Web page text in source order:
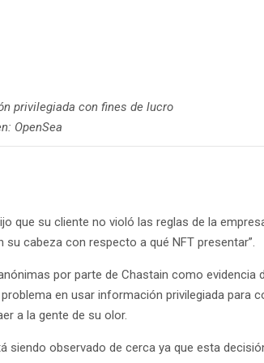
privilegiada con fines de lucro
OpenSea
que su cliente no violó las reglas de la
cabeza con respecto a qué NFT presentar”.
por parte de Chastain como evidencia
en usar información privilegiada para
a la gente de su olor.
siendo observado de cerca ya que esta